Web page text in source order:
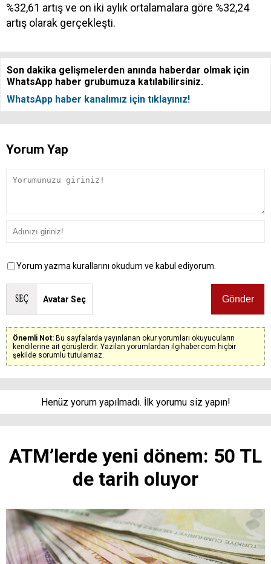
%32,61 artış ve on iki aylık ortalamalara göre %32,24
artış olarak gerçekleşti.
Son dakika gelişmelerden anında haberdar olmak için
WhatsApp haber grubumuza katılabilirsiniz.
WhatsApp haber kanalımız için tıklayınız!
Yorum Yap
Yorum yazma kurallarını okudum ve kabul ediyorum.
Avatar Seç
Önemli Not: Bu sayfalarda yayınlanan okur yorumları okuyucuların
kendilerine ait görüşlerdir. Yazılan yorumlardan ilgihaber.com hiçbir
şekilde sorumlu tutulamaz.
Henüz yorum yapılmadı. İlk yorumu siz yapın!
ATM’lerde yeni dönem: 50 TL
de tarih oluyor